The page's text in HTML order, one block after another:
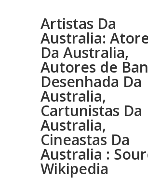
Artistas Da
Australia:
Da Australia,
Autores de
Desenhada Da
Australia,
Cartunistas Da
Australia,
Cineastas Da
Australia :
Wikipedia